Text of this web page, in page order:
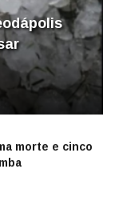
morte e cinco